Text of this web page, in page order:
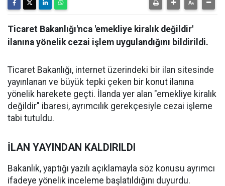
Ticaret Bakanlığı'nca 'emekliye kiralık değildir'
ilanına yönelik cezai işlem uygulandığını bildirildi.
Ticaret Bakanlığı, internet üzerindeki bir ilan sitesinde
yayınlanan ve büyük tepki çeken bir konut ilanına
yönelik harekete geçti. İlanda yer alan "emekliye kiralık
değildir" ibaresi, ayrımcılık gerekçesiyle cezai işleme
tabi tutuldu.
İLAN YAYINDAN KALDIRILDI
Bakanlık, yaptığı yazılı açıklamayla söz konusu ayrımcı
ifadeye yönelik inceleme başlatıldığını duyurdu.